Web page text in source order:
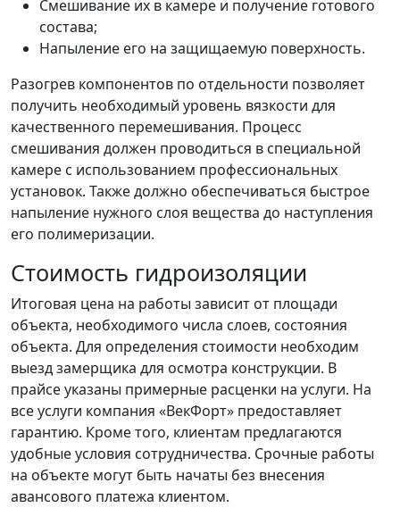
Смешивание их в камере и получение готового
состава;
Напыление его на защищаемую поверхность.
Разогрев компонентов по отдельности позволяет
получить необходимый уровень вязкости для
качественного перемешивания. Процесс
смешивания должен проводиться в специальной
камере с использованием профессиональных
установок. Также должно обеспечиваться быстрое
напыление нужного слоя вещества до наступления
его полимеризации.
Стоимость гидроизоляции
Итоговая цена на работы зависит от площади
объекта, необходимого числа слоев, состояния
объекта. Для определения стоимости необходим
выезд замерщика для осмотра конструкции. В
прайсе указаны примерные расценки на услуги. На
все услуги компания «ВекФорт» предоставляет
гарантию. Кроме того, клиентам предлагаются
удобные условия сотрудничества. Срочные работы
на объекте могут быть начаты без внесения
авансового платежа клиентом.